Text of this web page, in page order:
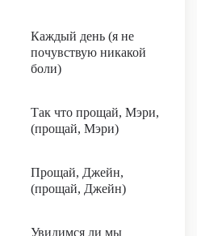
Каждый день (я не
почувствую никакой
боли)
Так что прощай, Мэри,
(прощай, Мэри)
Прощай, Джейн,
(прощай, Джейн)
Увидимся ли мы